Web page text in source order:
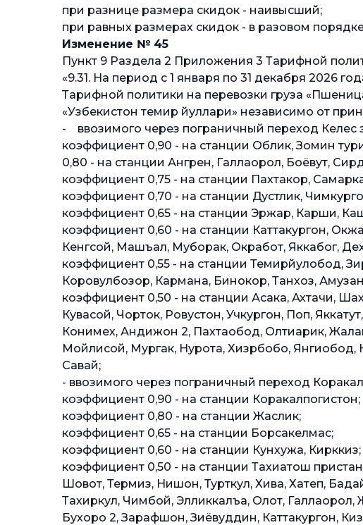
при разнице размера скидок - наивысший;
при равных размерах скидок - в разовом
Изменение № 45
Пункт 9 Раздела 2 Приложения 3 Тарифной
«9.31. На период с 1 января по 31 декабря 2026
Тарифной политики на перевозки груза
«Узбекистон темир йуллари» независимо от
- ввозимого через пограничный переход Келес
коэффициент 0,90 - на станции Облик, Зомин
0,80 - на станции Ангрен, Галлаорол, Боёвут,
коэффициент 0,75 - на станции Пахтакор,
коэффициент 0,70 - на станции Дустлик,
коэффициент 0,65 - на станции Эржар, Карши,
коэффициент 0,60 - на станции Каттакургон,
Кенгсой, Машъал, Муборак, Окработ, Яккабог,
коэффициент 0,55 - на станции Темирйулобод,
Коровулбозор, Кармана, Бинокор, Танхоз,
коэффициент 0,50 - на станции Асака, Ахтачи,
Кувасой, Чорток, Ровустон, Учкургон, Поп,
Конимех, Андижон 2, Пахтаобод, Олтиарик,
Мойлисой, Мургак, Нурота, Хизрбобо, Янгиобод,
Савай;
- ввозимого через пограничный переход
коэффициент 0,90 - на станции Коракалпогистон;
коэффициент 0,80 - на станции Жаслик;
коэффициент 0,65 - на станции Борсакелмас;
коэффициент 0,60 - на станции Кунхужа, Кирккиз;
коэффициент 0,50 - на станции Тахиатош
Шовот, Термиз, Нишон, Турткул, Хива, Хатеп,
Тахиркул, Чимбой, Элликкалъа, Олот,
Бухоро 2, Зарафшон, Зиёвуддин, Каттакургон,